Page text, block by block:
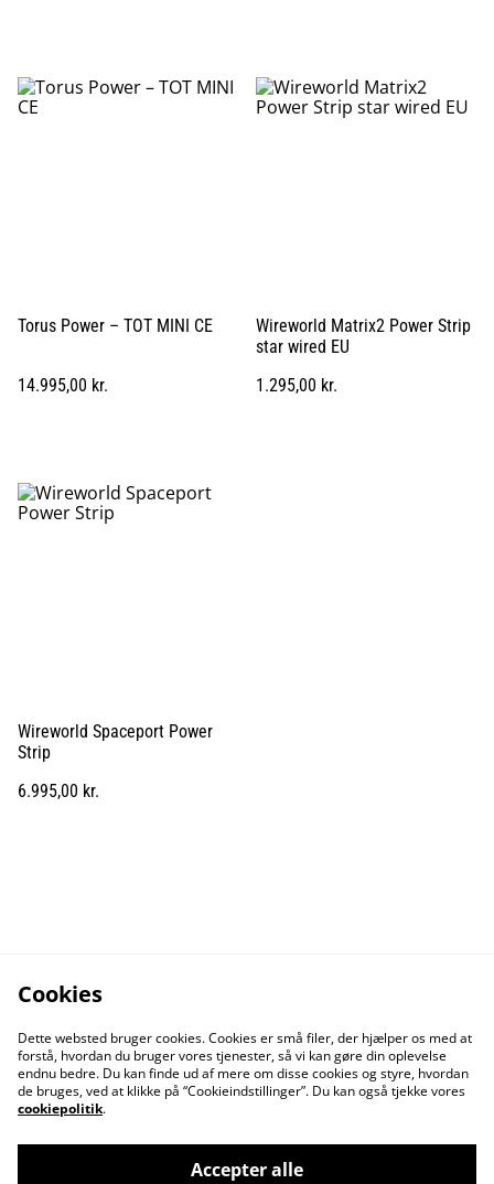
Torus Power – TOT MINI CE
14.995,00 kr.
Wireworld Matrix2 Power Strip
star wired EU
1.295,00 kr.
Wireworld Spaceport Power
Strip
6.995,00 kr.
Cookies
Dette websted bruger cookies. Cookies er små filer, der hjælper os med at
forstå, hvordan du bruger vores tjenester, så vi kan gøre din oplevelse
endnu bedre. Du kan finde ud af mere om disse cookies og styre, hvordan
de bruges, ved at klikke på “Cookieindstillinger”. Du kan også tjekke vores
cookiepolitik.
Accepter alle